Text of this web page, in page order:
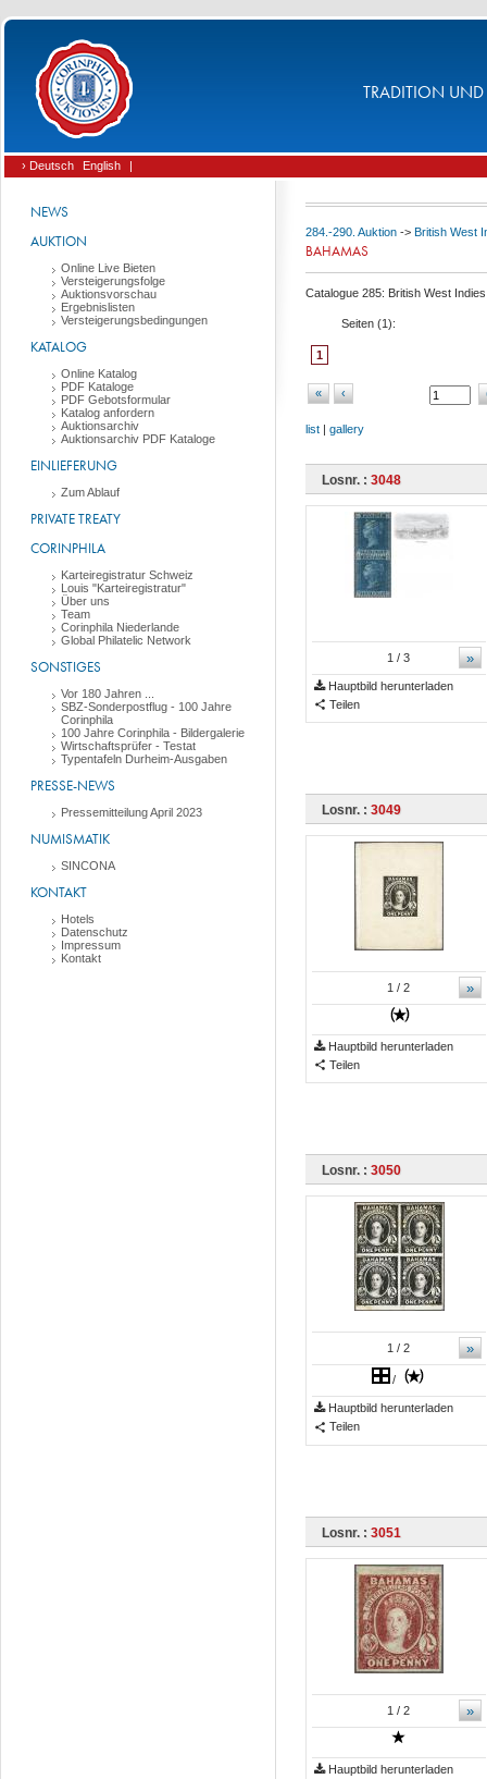
TRADITION UND
› Deutsch English |
NEWS
AUKTION
Online Live Bieten
Versteigerungsfolge
Auktionsvorschau
Ergebnislisten
Versteigerungsbedingungen
KATALOG
Online Katalog
PDF Kataloge
PDF Gebotsformular
Katalog anfordern
Auktionsarchiv
Auktionsarchiv PDF Kataloge
EINLIEFERUNG
Zum Ablauf
PRIVATE TREATY
CORINPHILA
Karteiregistratur Schweiz
Louis "Karteiregistratur"
Über uns
Team
Corinphila Niederlande
Global Philatelic Network
SONSTIGES
Vor 180 Jahren ...
SBZ-Sonderpostflug - 100 Jahre
Corinphila
100 Jahre Corinphila - Bildergalerie
Wirtschaftsprüfer - Testat
Typentafeln Durheim-Ausgaben
PRESSE-NEWS
Pressemitteilung April 2023
NUMISMATIK
SINCONA
KONTAKT
Hotels
Datenschutz
Impressum
Kontakt
284.-290. Auktion -> British West
BAHAMAS
Catalogue 285: British West
Seiten (1):
1
« ‹
list | gallery
Losnr. : 3048
»
1 / 3
Hauptbild herunterladen
Teilen
Losnr. : 3049
»
1 / 2
Hauptbild herunterladen
Teilen
Losnr. : 3050
»
1 / 2
/
Hauptbild herunterladen
Teilen
Losnr. : 3051
»
1 / 2
Hauptbild herunterladen